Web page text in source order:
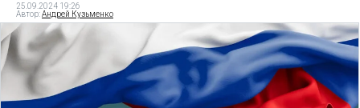
25.09.2024 19:26
Автор:Андрей Кузьменко